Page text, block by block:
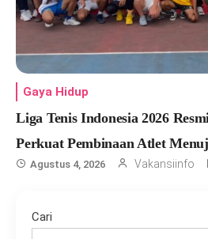
Gaya Hidup
Liga Tenis Indonesia 2026
Perkuat Pembinaan Atlet
Agustus 4, 2026 Vakansiinfo
Cari